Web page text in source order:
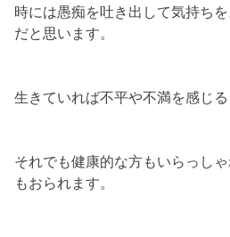
時には愚痴を吐き出して気持ち
だと思います。
生きていれば不平や不満を感じ
それでも健康的な方もいらっし
もおられます。